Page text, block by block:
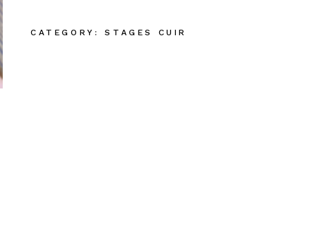
CATEGORY: STAGES CUIR